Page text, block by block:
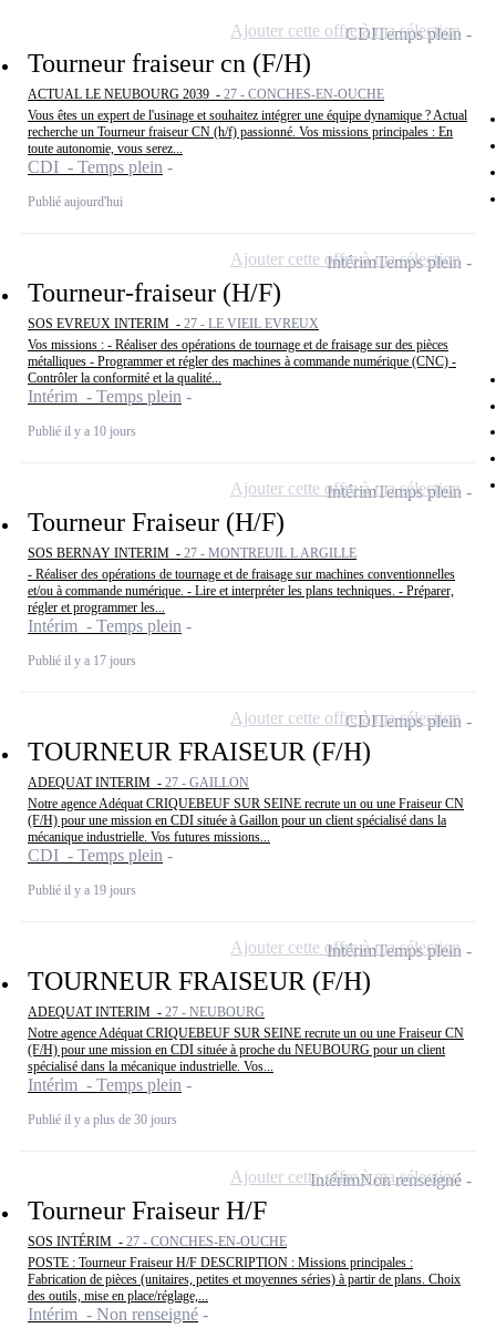
Tourneur fraiseur cn (F/H)
ACTUAL LE NEUBOURG 2039 - 27 - CONCHES-EN-OUCHE
Vous êtes un expert de l'usinage et souhaitez intégrer une équipe dynamique ? Actual
recherche un Tourneur fraiseur CN (h/f) passionné. Vos missions principales : En
toute autonomie, vous serez...
CDI - Temps plein
Publié aujourd'hui
CDITemps plein
Ajouter cette offre à ma sélection
Tourneur-fraiseur (H/F)
SOS EVREUX INTERIM - 27 - LE VIEIL EVREUX
Vos missions : - Réaliser des opérations de tournage et de fraisage sur des pièces
métalliques - Programmer et régler des machines à commande numérique (CNC) -
Contrôler la conformité et la qualité...
Intérim - Temps plein
Publié il y a 10 jours
IntérimTemps plein
Ajouter cette offre à ma sélection
Tourneur Fraiseur (H/F)
SOS BERNAY INTERIM - 27 - MONTREUIL L ARGILLE
- Réaliser des opérations de tournage et de fraisage sur machines conventionnelles
et/ou à commande numérique. - Lire et interpréter les plans techniques. - Préparer,
régler et programmer les...
Intérim - Temps plein
Publié il y a 17 jours
IntérimTemps plein
Ajouter cette offre à ma sélection
TOURNEUR FRAISEUR (F/H)
ADEQUAT INTERIM - 27 - GAILLON
Notre agence Adéquat CRIQUEBEUF SUR SEINE recrute un ou une Fraiseur CN
(F/H) pour une mission en CDI située à Gaillon pour un client spécialisé dans la
mécanique industrielle. Vos futures missions...
CDI - Temps plein
Publié il y a 19 jours
CDITemps plein
Ajouter cette offre à ma sélection
TOURNEUR FRAISEUR (F/H)
ADEQUAT INTERIM - 27 - NEUBOURG
Notre agence Adéquat CRIQUEBEUF SUR SEINE recrute un ou une Fraiseur CN
(F/H) pour une mission en CDI située à proche du NEUBOURG pour un client
spécialisé dans la mécanique industrielle. Vos...
Intérim - Temps plein
Publié il y a plus de 30 jours
IntérimTemps plein
Ajouter cette offre à ma sélection
Tourneur Fraiseur H/F
SOS INTÉRIM - 27 - CONCHES-EN-OUCHE
POSTE : Tourneur Fraiseur H/F DESCRIPTION : Missions principales :
Fabrication de pièces (unitaires, petites et moyennes séries) à partir de plans. Choix
des outils, mise en place/réglage,...
Intérim - Non renseigné
IntérimNon renseigné
Ajouter cette offre à ma sélection